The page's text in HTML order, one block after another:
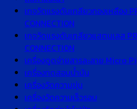
เกจวัดแรงดันเกลียวทองเหลือง
CONNECTION
เกจวัดแรงดันเกลียวแสตนเลส
CONNECTION
เครื่องดูดจ่ายสารละลาย Micro
เครื่องทดสอบน้ำมัน
เครื่องวัดความขุ่น
เครื่องวัดความเร็วรอบ